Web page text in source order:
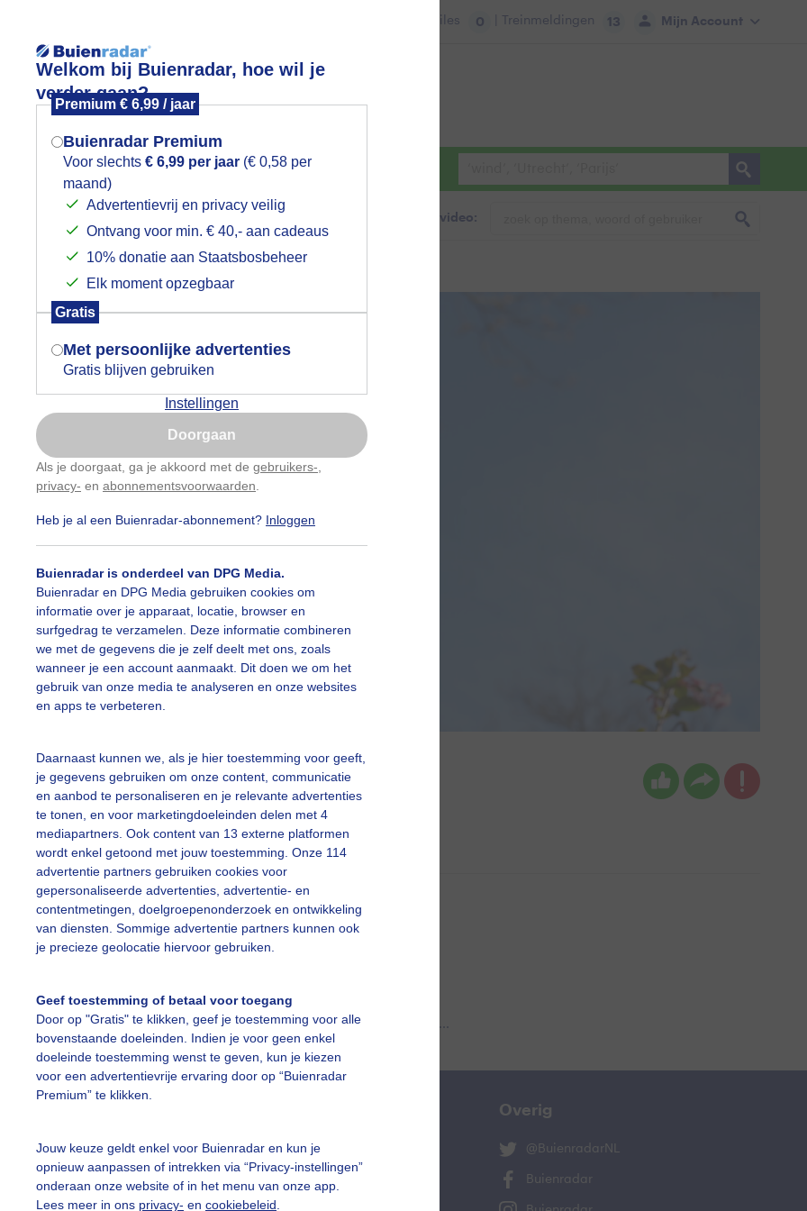
Welkom bij Buienradar, hoe wil je
verder gaan?
Premium € 6,99 / jaar
Buienradar Premium
Voor slechts € 6,99 per jaar (€ 0,58 per
maand)
Advertentievrij en privacy veilig
Ontvang voor min. € 40,- aan cadeaus
10% donatie aan Staatsbosbeheer
Elk moment opzegbaar
Gratis
Met persoonlijke advertenties
Gratis blijven gebruiken
Instellingen
Doorgaan
Als je doorgaat, ga je akkoord met de gebruikers-
privacy- en abonnementsvoorwaarden
Heb je al een Buienradar-abonnement? Inloggen
Buienradar is onderdeel van DPG Media.
Buienradar en DPG Media gebruiken cookies om
informatie over je apparaat, locatie, browser en
surfgedrag te verzamelen. Deze informatie combineren
we met de gegevens die je zelf deelt met ons, zoals
wanneer je een account aanmaakt. Dit doen we om het
gebruik van onze media te analyseren en onze websites
en apps te verbeteren.
Daarnaast kunnen we, als je hier toestemming voor geeft,
je gegevens gebruiken om onze content, communicatie
en aanbod te personaliseren en je relevante advertenties
te tonen, en voor marketingdoeleinden delen met 4
mediapartners. Ook content van 13 externe platformen
wordt enkel getoond met jouw toestemming. Onze 114
advertentie partners gebruiken cookies voor
gepersonaliseerde advertenties, advertentie- en
contentmetingen, doelgroepenonderzoek en ontwikkeling
van diensten. Sommige advertentie partners kunnen ook
je precieze geolocatie hiervoor gebruiken.
Geef toestemming of betaal voor toegang
Door op "Gratis" te klikken, geef je toestemming voor alle
bovenstaande doeleinden. Indien je voor geen enkel
doeleinde toestemming wenst te geven, kun je kiezen
voor een advertentievrije ervaring door op “Buienradar
Premium” te klikken.
Jouw keuze geldt enkel voor Buienradar en kun je
opnieuw aanpassen of intrekken via “Privacy-instellingen”
onderaan onze website of in het menu van onze app.
Lees meer in ons privacy- en cookiebeleid
Mijn Account
Files 0 | Treinmeldingen 13
Foto en video Weerzine
Zoeken in foto & video:
Toon Boons Gemaakt: 27-03-2026, 21x bekeken
Blauweluchten Lente
slideshow
Een moment geduld aub...
vragen
De Bilt
Overig
@BuienradarNL
Buienradar
Mogen we je locatie gebruiken voor
het weer?
Indien je hier nog geen akkoord op hebt
gegeven, verschijnt er zo een pop-up uit
je browser waarin deze toestemming
gevraagd wordt.
Is goed, toon de popup
Nu niet, misschien later
Gebruik je Safari en wil je niet elke dag deze pop-up
Klikhierom dit aan te passen